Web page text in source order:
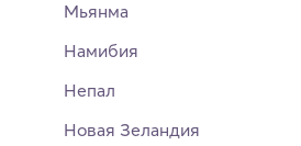
Мьянма
Намибия
Непал
Новая Зеландия